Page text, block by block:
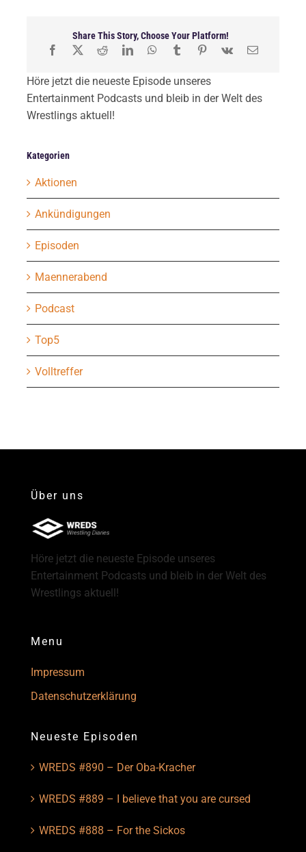
Share This Story, Choose Your Platform!
Höre jetzt die neueste Episode unseres
Entertainment Podcasts und bleib in der Welt des
Wrestlings aktuell!
Kategorien
Aktionen
Ankündigungen
Episoden
Maennerabend
Podcast
Top5
Volltreffer
Über uns
Höre jetzt die neueste Episode unseres
Entertainment Podcasts und bleib in der Welt des
Wrestlings aktuell!
Menu
Impressum
Datenschutzerklärung
Neueste Episoden
WREDS #890 – Der Oba-Kracher
WREDS #889 – I believe that you are cursed
WREDS #888 – For the Sickos